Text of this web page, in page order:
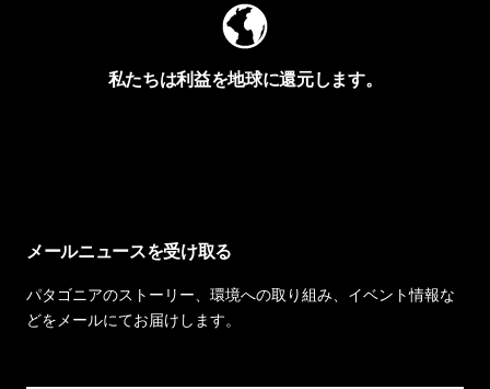
私たちは利益を地球に還元します。
メールニュースを受け取る
パタゴニアのストーリー、環境への取り組み、イベント情報な
どをメールにてお届けします。